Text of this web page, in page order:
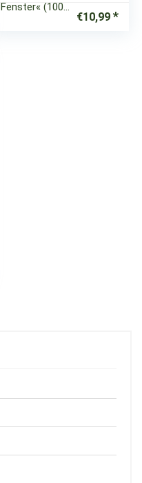
Fenster« (100…
€10,99